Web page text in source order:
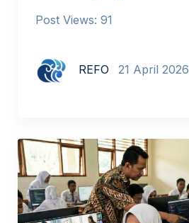
Post Views: 91
REFO 21 April 2026